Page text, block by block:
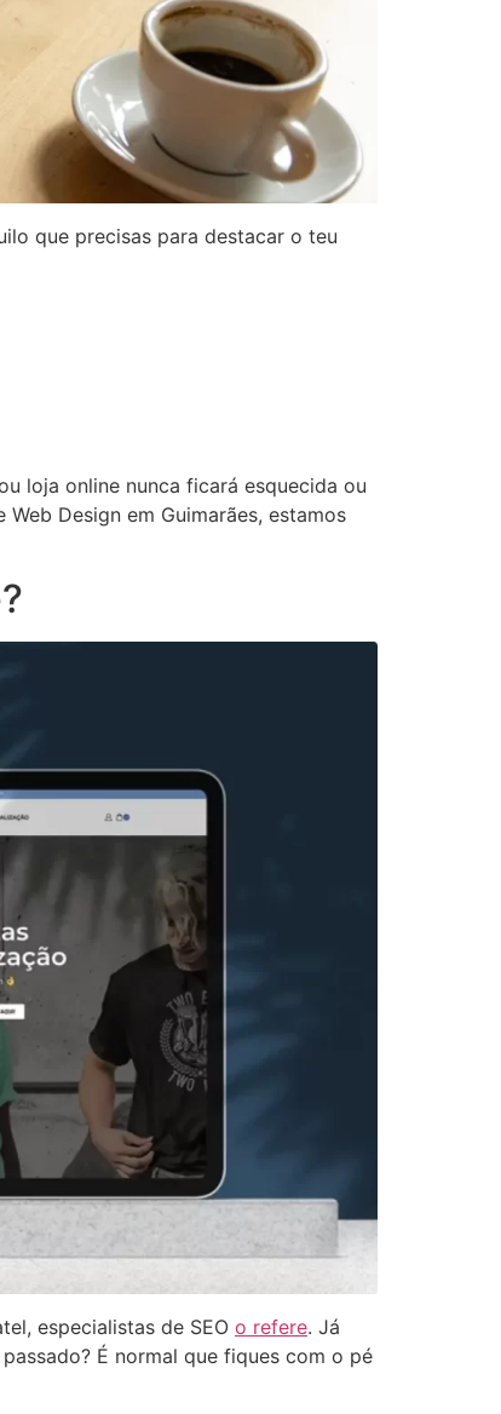
que precisas para destacar o teu
loja online nunca ficará esquecida ou
Design em Guimarães, estamos
especialistas de SEO o refere. Já
É normal que fiques com o pé